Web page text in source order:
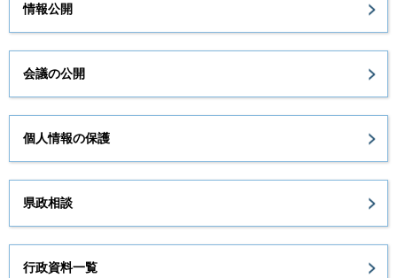
情報公開
会議の公開
個人情報の保護
県政相談
行政資料一覧